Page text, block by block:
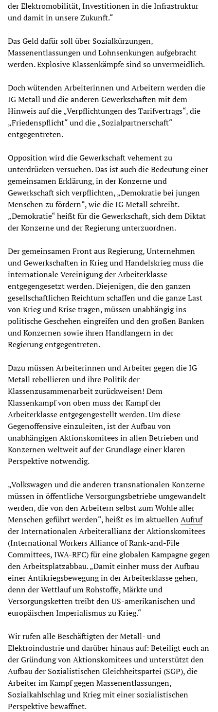
der Elektromobilität, Investitionen in die Infrastruktur
und damit in unsere Zukunft.“
Das Geld dafür soll über Sozialkürzungen,
Massenentlassungen und Lohnsenkungen aufgebracht
werden. Explosive Klassenkämpfe sind so unvermeidlich.
Doch wütenden Arbeiterinnen und Arbeitern werden die
IG Metall und die anderen Gewerkschaften mit dem
Hinweis auf die „Verpflichtungen des Tarifvertrags“, die
„Friedenspflicht“ und die „Sozialpartnerschaft“
entgegentreten.
Opposition wird die Gewerkschaft vehement zu
unterdrücken versuchen. Das ist auch die Bedeutung einer
gemeinsamen Erklärung, in der Konzerne und
Gewerkschaft sich verpflichten, „Demokratie bei jungen
Menschen zu fördern“, wie die IG Metall schreibt.
„Demokratie“ heißt für die Gewerkschaft, sich dem Diktat
der Konzerne und der Regierung unterzuordnen.
Der gemeinsamen Front aus Regierung, Unternehmen
und Gewerkschaften in Krieg und Handelskrieg muss die
internationale Vereinigung der Arbeiterklasse
entgegengesetzt werden. Diejenigen, die den ganzen
gesellschaftlichen Reichtum schaffen und die ganze Last
von Krieg und Krise tragen, müssen unabhängig ins
politische Geschehen eingreifen und den großen Banken
und Konzernen sowie ihren Handlangern in der
Regierung entgegentreten.
Dazu müssen Arbeiterinnen und Arbeiter gegen die IG
Metall rebellieren und ihre Politik der
Klassenzusammenarbeit zurückweisen! Dem
Klassenkampf von oben muss der Kampf der
Arbeiterklasse entgegengestellt werden. Um diese
Gegenoffensive einzuleiten, ist der Aufbau von
unabhängigen Aktionskomitees in allen Betrieben und
Konzernen weltweit auf der Grundlage einer klaren
Perspektive notwendig.
„Volkswagen und die anderen transnationalen Konzerne
müssen in öffentliche Versorgungsbetriebe umgewandelt
werden, die von den Arbeitern selbst zum Wohle aller
Menschen geführt werden“, heißt es im aktuellenAufruf
der Internationalen Arbeiterallianz der Aktionskomitees
(International Workers Alliance of Rank-and-File
Committees, IWA-RFC) für eine globalen Kampagne gegen
den Arbeitsplatzabbau. „Damit einher muss der Aufbau
einer Antikriegsbewegung in der Arbeiterklasse gehen,
denn der Wettlauf um Rohstoffe, Märkte und
Versorgungsketten treibt den US-amerikanischen und
europäischen Imperialismus zu Krieg.“
Wir rufen alle Beschäftigten der Metall- und
Elektroindustrie und darüber hinaus auf: Beteiligt euch an
der Gründung von Aktionskomitees und unterstützt den
Aufbau der Sozialistischen Gleichheitspartei (SGP), die
Arbeiter im Kampf gegen Massenentlassungen,
Sozialkahlschlag und Krieg mit einer sozialistischen
Perspektive bewaffnet.